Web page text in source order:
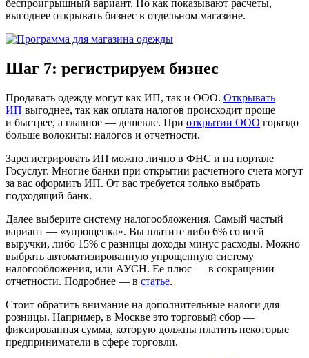
беспроигрышный вариант. Но как показывают расчеты,
выгоднее открывать бизнес в отдельном магазине.
Шаг 7: регистрируем бизнес
Продавать одежду могут как ИП, так и ООО. Открывать
ИП выгоднее, так как оплата налогов происходит проще
и быстрее, а главное — дешевле. При открытии ООО гораздо
больше волокиты: налогов и отчетности.
Зарегистрировать ИП можно лично в ФНС и на портале
Госуслуг. Многие банки при открытии расчетного счета могут
за вас оформить ИП. От вас требуется только выбрать
подходящий банк.
Далее выберите систему налогообложения. Самый частый
вариант — «упрощенка». Вы платите либо 6% со всей
выручки, либо 15% с разницы доходы минус расходы. Можно
выбрать автоматизированную упрощенную систему
налогообложения, или АУСН. Ее плюс — в сокращении
отчетности. Подробнее — в статье.
Стоит обратить внимание на дополнительные налоги для
розницы. Например, в Москве это торговый сбор —
фиксированная сумма, которую должны платить некоторые
предприниматели в сфере торговли.